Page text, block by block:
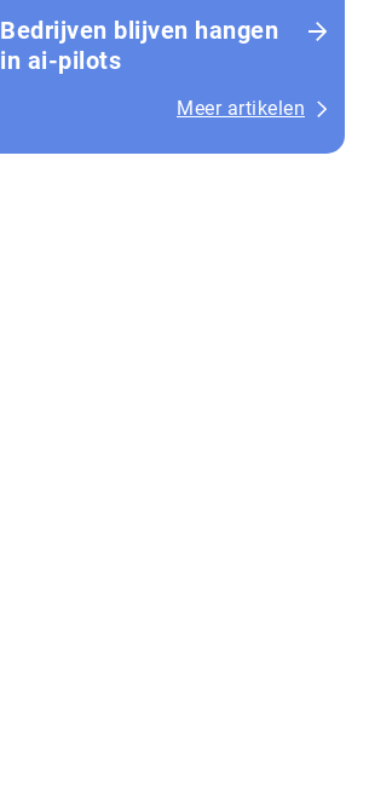
Bedrijven blijven hangen
in ai-pilots
Meer artikelen